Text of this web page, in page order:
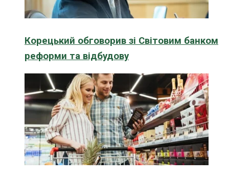
Корецький обговорив зі Світовим банком
реформи та відбудову